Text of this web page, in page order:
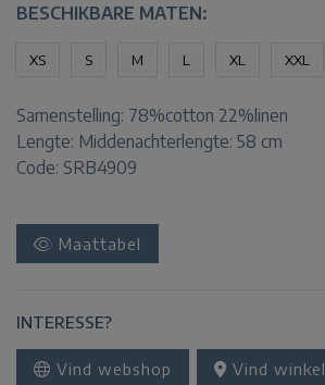
BESCHIKBARE MATEN:
XS S M L XL XXL
Samenstelling: 78%cotton 22%linen
Lengte: Middenachterlengte: 58 cm
Code: SRB4909
Maattabel
INTERESSE?
Vind webshop Vind winkel